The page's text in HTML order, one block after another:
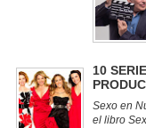
10
Sexo en
el libro